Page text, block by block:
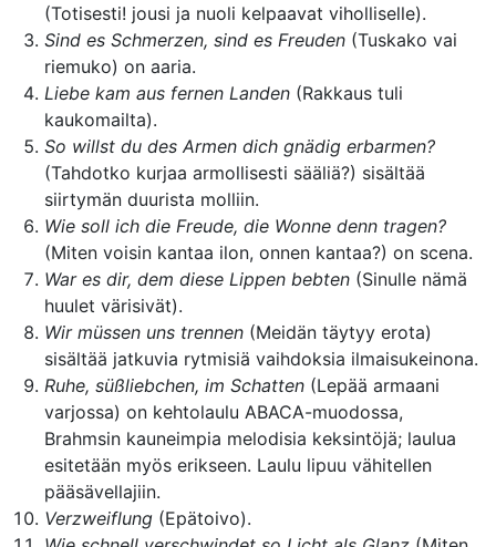
(Totisesti! jousi ja nuoli kelpaavat viholliselle).
Sind es Schmerzen, sind es Freuden (Tuskako vai
riemuko) on aaria.
Liebe kam aus fernen Landen (Rakkaus tuli
kaukomailta).
So willst du des Armen dich gnädig erbarmen?
(Tahdotko kurjaa armollisesti sääliä?) sisältää
siirtymän duurista molliin.
Wie soll ich die Freude, die Wonne denn tragen?
(Miten voisin kantaa ilon, onnen kantaa?) on scena.
War es dir, dem diese Lippen bebten (Sinulle nämä
huulet värisivät).
Wir müssen uns trennen (Meidän täytyy erota)
sisältää jatkuvia rytmisiä vaihdoksia ilmaisukeinona.
Ruhe, süßliebchen, im Schatten (Lepää armaani
varjossa) on kehtolaulu ABACA-muodossa,
Brahmsin kauneimpia melodisia keksintöjä; laulua
esitetään myös erikseen. Laulu lipuu vähitellen
pääsävellajiin.
Verzweiflung (Epätoivo).